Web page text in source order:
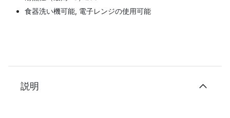
食器洗い機可能, 電子レンジの使用可能
説明